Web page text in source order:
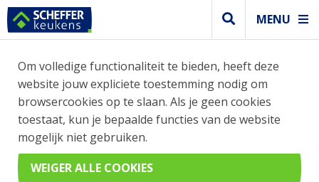
MENU
WEBSHOP BESTELLINGEN
Je kan tijdelijk geen bestelling plaatsen. Wil je je
vast oriënteren? Vergelijk eenvoudig apparaten
en merken met elkaar. Klik hier voor meer
informatie.
Om volledige functionaliteit te bieden, heeft deze
website jouw expliciete toestemming nodig om
browsercookies op te slaan. Als je geen cookies
toestaat, kun je bepaalde functies van de website
mogelijk niet gebruiken.